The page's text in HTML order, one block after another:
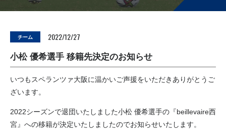
チーム 2022/12/27
小松 優希選手 移籍先決定のお知らせ
いつもスペランツァ大阪に温かいご声援をいただきありがとうご
ざいます。
2022シーズンで退団いたしました小松 優希選手の『beillevaire西
宮』への移籍が決定いたしましたのでお知らせいたします。